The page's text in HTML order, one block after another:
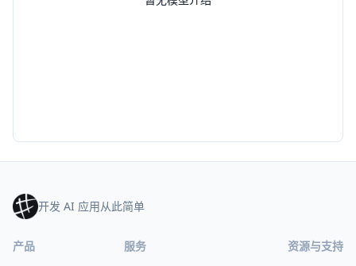
开发 AI 应用从此简单
产品 服务 资源与支持